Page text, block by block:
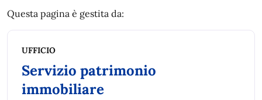
Questa pagina è gestita da:
UFFICIO
Servizio patrimonio
immobiliare